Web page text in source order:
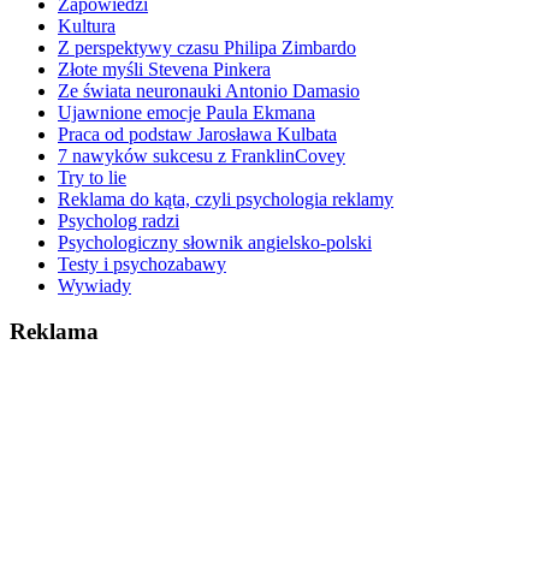
Kultura
Z perspektywy czasu Philipa Zimbardo
Złote myśli Stevena Pinkera
Ze świata neuronauki Antonio Damasio
Ujawnione emocje Paula Ekmana
Praca od podstaw Jarosława Kulbata
7 nawyków sukcesu z FranklinCovey
Try to lie
Reklama do kąta, czyli psychologia reklamy
Psycholog radzi
Psychologiczny słownik angielsko-polski
Testy i psychozabawy
Wywiady
Reklama